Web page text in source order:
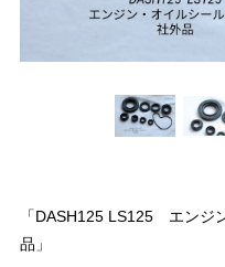
「DASH125 LS125 エン
品」